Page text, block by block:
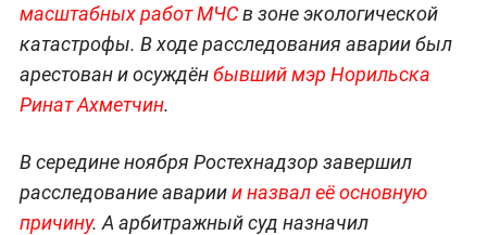
масштабных работ МЧСв зоне экологической
катастрофы. В ходе расследования аварии был
арестован и осуждёнбывший мэр Норильска
Ринат Ахметчин.
В середине ноября Ростехнадзор завершил
расследование авариии назвал её основную
причину. А арбитражный суд назначил